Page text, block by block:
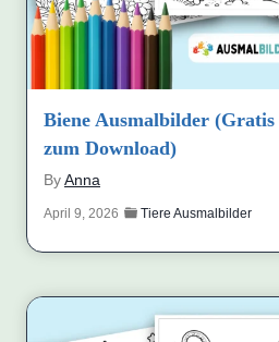
Biene Ausmalbilder
zum Download)
ByAnna
April 9, 2026 Tiere Ausmalbilder